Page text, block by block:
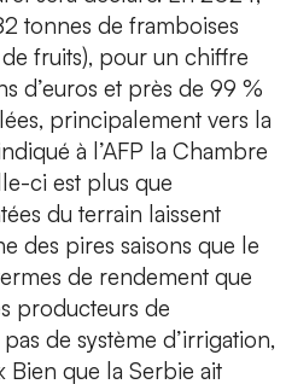
tonnes de framboises
fruits), pour un chiffre
d’euros et près de 99 %
principalement vers la
à l’AFP la Chambre
ci est plus que
du terrain laissent
des pires saisons que le
de rendement que
producteurs de
de système d’irrigation,
Bien que la Serbie ait